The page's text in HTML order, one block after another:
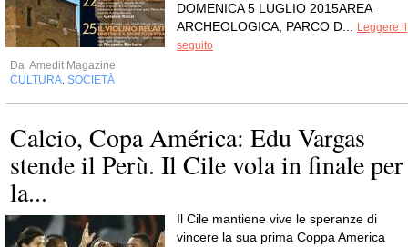
DOMENICA 5 LUGLIO 2015AREA
ARCHEOLOGICA, PARCO D... Leggere il
seguito
Da Amedit Magazine
CULTURA, SOCIETÀ
Calcio, Copa América: Edu Vargas
stende il Perù. Il Cile vola in finale per
la...
Il Cile mantiene vive le speranze di
vincere la sua prima Coppa America